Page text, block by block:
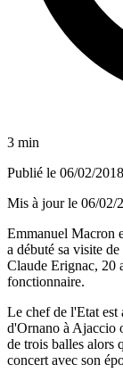
3 min
Publié le 06/02/
Mis à jour le 06/02/
Emmanuel Macron
a débuté sa visite
Claude Erignac, 20
fonctionnaire.
Le chef de l'Etat est
d'Ornano à Ajaccio
de trois balles alors
concert avec son